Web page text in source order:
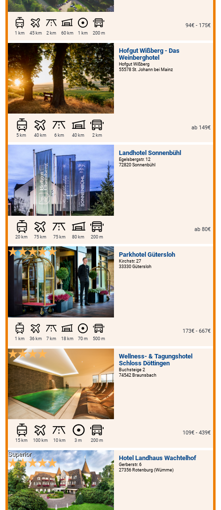
1 km 45 km 2 km 60 km 1 km 200 m
94€ - 175€
Hofgut Wißberg - Das
Weinberghotel
Hofgut Wißberg
55578 St. Johann bei Mainz
5 km 40 km 6 km 40 km 2 km
ab 149€
Landhotel Sonnenbühl
Egelsbergstr. 12
72820 Sonnenbühl
20 km 75 km 75 km 80 km 200 m
ab 80€
Parkhotel Gütersloh
Kirchstr. 27
33330 Gütersloh
1 km 36 km 7 km 18 km 70 m 500 m
173€ - 667€
Wellness- & Tagungshotel
Schloss Döttingen
Buchsteige 2
74542 Braunsbach
15 km 100 km 10 km 3 m 200 m
109€ - 439€
Hotel Landhaus Wachtelhof
Gerberstr. 6
27356 Rotenburg (Wümme)
Superior